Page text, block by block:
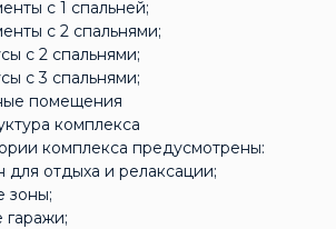
с 1 спальней;
с 2 спальнями;
с 2 спальнями;
с 3 спальнями;
помещения
комплекса
комплекса предусмотрены:
отдыха и релаксации;
зоны;